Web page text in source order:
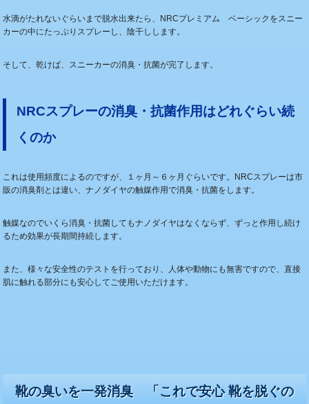
水滴がたれないぐらいまで脱水出来たら、NRCプレミアム ベーシックをスニー
カーの中にたっぷりスプレーし、陰干しします。
そして、乾けば、スニーカーの消臭・抗菌が完了します。
NRCスプレーの消臭・抗菌作用はどれぐらい続
くのか
これは使用頻度によるのですが、１ヶ月～６ヶ月ぐらいです。NRCスプレーは市
販の消臭剤とは違い、ナノダイヤの触媒作用で消臭・抗菌をします。
触媒なのでいくら消臭・抗菌してもナノダイヤはなくならず、ずっと作用し続け
るため効果が長期間持続します。
また、様々な安全性のテストを行っており、人体や動物にも無害ですので、直接
肌に触れる部分にも安心してご使用いただけます。
靴の臭いを一発消臭 「これで安心 靴を脱ぐの